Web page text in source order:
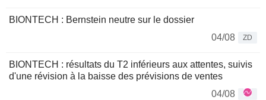
BIONTECH : Bernstein neutre sur le dossier
04/08
ZD
BIONTECH : résultats du T2 inférieurs aux attentes, suivis
d'une révision à la baisse des prévisions de ventes
04/08